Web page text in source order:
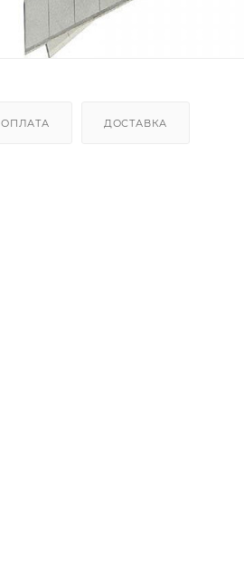
ОПЛАТА ДОСТАВКА